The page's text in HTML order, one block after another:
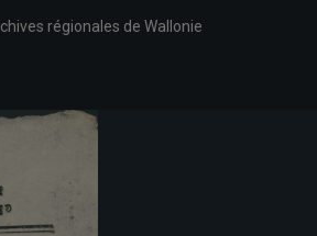
régionales de Wallonie